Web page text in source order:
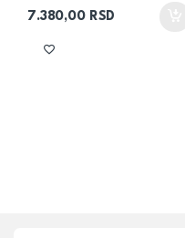
7.380,00 RSD